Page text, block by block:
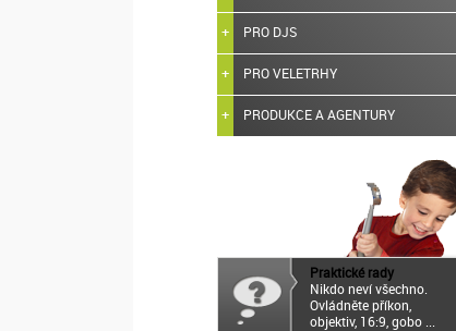
PRO DJS
PRO VELETRHY
PRODUKCE A AGENTURY
Praktické rady
Nikdo neví všechno.
Ovládněte příkon,
objektiv, 16:9, gobo ...